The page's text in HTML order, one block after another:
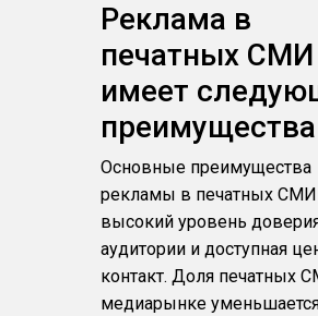
Реклама в
печатных СМИ
имеет
преимущества
Основные преимущества
рекламы в печатных
высокий уровень
аудитории и доступная
контакт. Доля печатных
медиарынке